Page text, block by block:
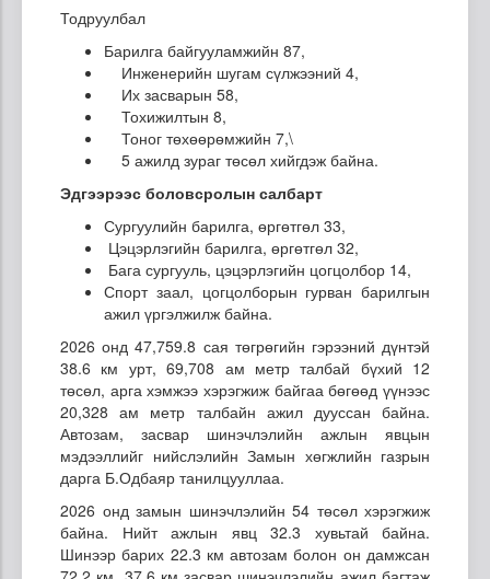
Тодруулбал
Барилга байгууламжийн 87,
Инженерийн шугам сүлжээний 4,
Их засварын 58,
Тохижилтын 8,
Тоног төхөөрөмжийн 7,\
5 ажилд зураг төсөл хийгдэж байна.
Эдгээрээс боловсролын салбарт
Сургуулийн барилга, өргөтгөл 33,
Цэцэрлэгийн барилга, өргөтгөл 32,
Бага сургууль, цэцэрлэгийн цогцолбор 14,
Спорт заал, цогцолборын гурван барилгын
ажил үргэлжилж байна.
2026 онд 47,759.8 сая төгрөгийн гэрээний дүнтэй
38.6 км урт, 69,708 ам метр талбай бүхий 12
төсөл, арга хэмжээ хэрэгжиж байгаа бөгөөд үүнээс
20,328 ам метр талбайн ажил дууссан байна.
Автозам, засвар шинэчлэлийн ажлын явцын
мэдээллийг нийслэлийн Замын хөгжлийн газрын
дарга Б.Одбаяр танилцууллаа.
2026 онд замын шинэчлэлийн 54 төсөл хэрэгжиж
байна. Нийт ажлын явц 32.3 хувьтай байна.
Шинээр барих 22.3 км автозам болон он дамжсан